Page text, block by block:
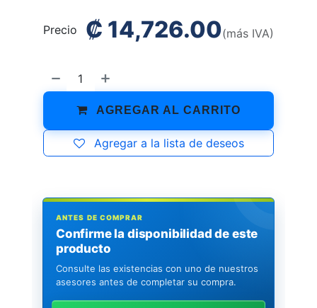
AGREGAR AL CARRITO
Agregar a la lista de deseos
Precio ₡ 14,726.00(más IVA)
ANTES DE COMPRAR
Confirme la disponibilidad de este
producto
Consulte las existencias con uno de nuestros
asesores antes de completar su compra.